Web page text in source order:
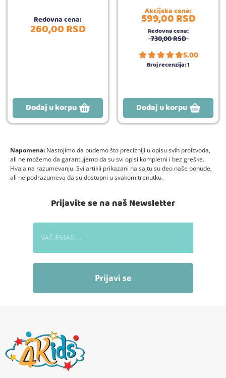
Redovna cena:
260,00RSD
Dodaj u korpu
Akcijska cena:
599,00RSD
Redovna cena:
730,00RSD
5.00
Broj recenzija:1
Dodaj u korpu
Napomena: Nastojimo da budemo što precizniji u opisu svih proizvoda,
ali ne možemo da garantujemo da su svi opisi kompletni i bez greške.
Hvala na razumevanju. Svi artikli prikazani na sajtu su deo naše ponude,
ali ne podrazumeva da su dostupni u svakom trenutku.
Prijavite se na naš Newsletter
Prijavi se